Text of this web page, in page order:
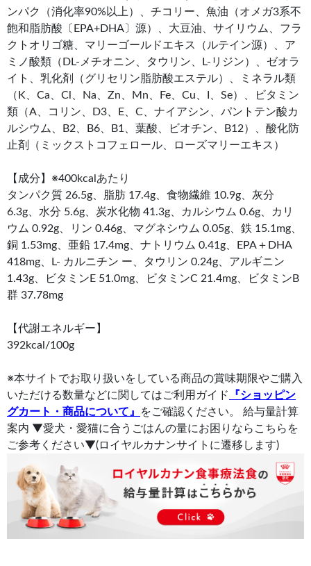
ンパク（消化率90%以上）、チコリー、魚油（オメガ3系不
飽和脂肪酸〔EPA+DHA〕源）、大豆油、サイリウム、フラ
クトオリゴ糖、マリーゴールドエキス（ルテイン源）、ア
ミノ酸類（DL-メチオニン、タウリン、L-リジン）、ゼオラ
イト、乳化剤（グリセリン脂肪酸エステル）、ミネラル類
（K、Ca、Cl、Na、Zn、Mn、Fe、Cu、I、Se）、ビタミン
類（A、コリン、D3、E、C、ナイアシン、パントテン酸カ
ルシウム、B2、B6、B1、葉酸、ビオチン、B12）、酸化防
止剤（ミックストコフェロール、ローズマリーエキス）
【成分】※400kcalあたり
タンパク質 26.5g、脂肪 17.4g、食物繊維 10.9g、灰分
6.3g、水分 5.6g、炭水化物 41.3g、カルシウム 0.6g、カリ
ウム 0.92g、リン 0.46g、マグネシウム 0.05g、鉄 15.1mg、
銅 1.53mg、亜鉛 17.4mg、ナトリウム 0.41g、EPA＋DHA
418mg、L- カルニチン ー、タウリン 0.24g、アルギニン
1.43g、ビタミンE 51.0mg、ビタミンC 21.4mg、ビタミンB
群 37.78mg
【代謝エネルギー】
392kcal/100g
※本サイトでお取り扱いをしている商品の賞味期限やご購入
いただける数量などに関してはご利用ガイド
『ショッピン
グカート・商品について』
をご確認ください。 給与量計算
案内 ▼愛犬・愛猫に合うごはんの量にお困りならこちらを
ご参考ください▼(ロイヤルカナンサイトに遷移します)